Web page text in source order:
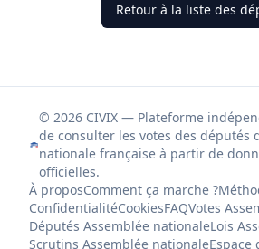
Retour à la liste des
© 2026 CIVIX — Plateforme
de consulter les votes des députés
nationale française à partir de
officielles.
À proposComment ça marche ?
ConfidentialitéCookiesFAQVotes
Députés Assemblée nationaleLois
Scrutins Assemblée nationaleEspace